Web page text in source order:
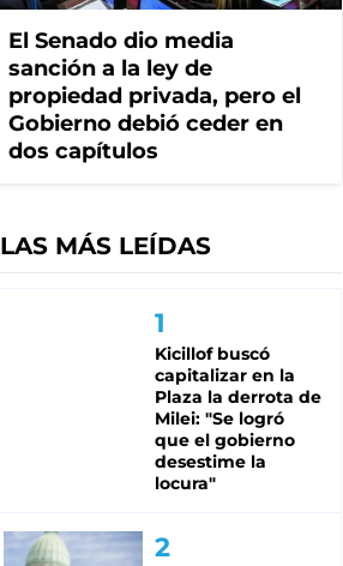
El Senado dio media
sanción a la ley de
propiedad privada, pero el
Gobierno debió ceder en
dos capítulos
LAS MÁS LEÍDAS
Kicillof buscó
capitalizar en la
Plaza la derrota de
Milei: "Se logró
que el gobierno
desestime la
locura"